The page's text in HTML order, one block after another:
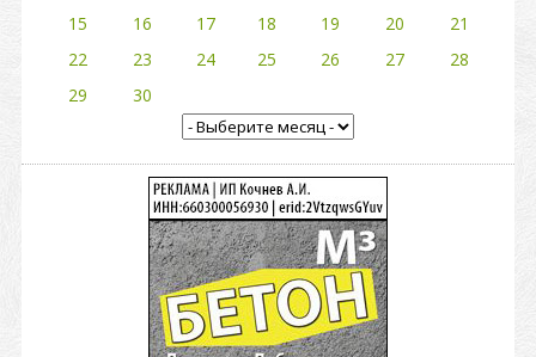
15
16 17 18 19 20
21
22
23 24 25 26 27
28
29
30